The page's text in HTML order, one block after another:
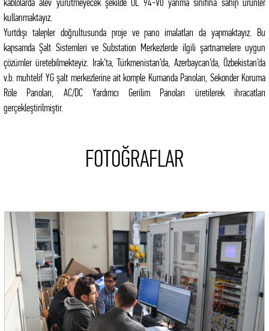
kablolarda alev yürütmeyecek şekilde UL 94-V0 yanma sınıfına sahip ürünler
kullanmaktayız.
Yurtdışı talepler doğrultusunda proje ve pano imalatları da yapmaktayız. Bu
kapsamda Şalt Sistemleri ve Substation Merkezlerde ilgili şartnamelere uygun
çözümler üretebilmekteyiz. Irak’ta, Türkmenistan’da, Azerbaycan’da, Özbekistan’da
v.b. muhtelif YG şalt merkezlerine ait komple Kumanda Panoları, Sekonder Koruma
Röle Panoları, AC/DC Yardımcı Gerilim Panoları üretilerek ihracatları
gerçekleştirilmiştir.
FOTOĞRAFLAR